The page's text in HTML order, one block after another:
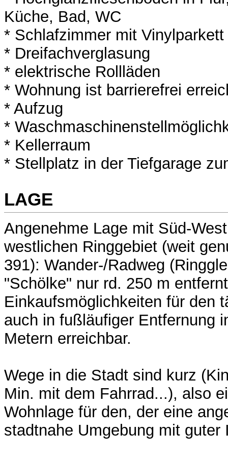
Küche, Bad, WC
* Schlafzimmer mit Vinylparkett
* Dreifachverglasung
* elektrische Rollläden
* Wohnung ist barrierefrei
* Aufzug
*
* Kellerraum
* Stellplatz in der Tiefgarage
LAGE
Angenehme Lage mit Süd-
westlichen Ringgebiet (weit
391): Wander-/Radweg
"Schölke" nur rd. 250 m
Einkaufsmöglichkeiten für den
auch in fußläufiger Entfernung
Metern erreichbar.
Wege in die Stadt sind kurz
Min. mit dem Fahrrad...), also
Wohnlage für den, der eine
stadtnahe Umgebung mit